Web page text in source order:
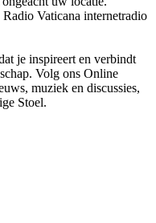
Vaticana internetradio
je inspireert en verbindt
Volg ons Online
muziek en discussies,
Stoel.